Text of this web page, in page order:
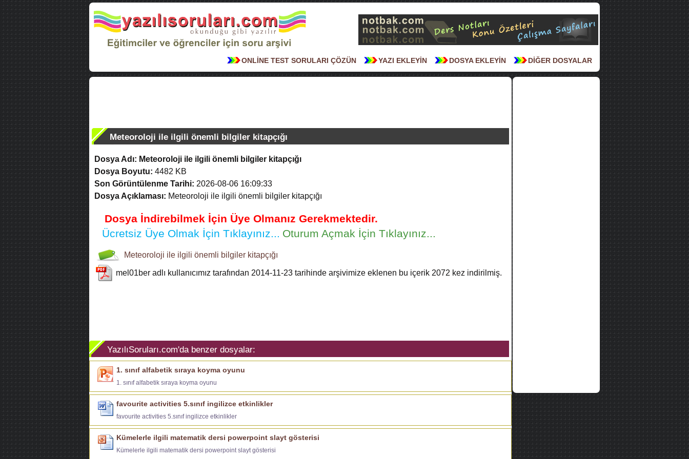
DİĞER DOSYALAR
DOSYA EKLEYİN
YAZI EKLEYİN
ONLİNE TEST SORULARI ÇÖZÜN
Meteoroloji ile ilgili önemli bilgiler kitapçığı
Dosya Adı: Meteoroloji ile ilgili önemli bilgiler kitapçığı
Dosya Boyutu: 4482 KB
Son Görüntülenme Tarihi: 2026-08-06 16:09:33
Dosya Açıklaması: Meteoroloji ile ilgili önemli bilgiler kitapçığı
Dosya İndirebilmek İçin Üye Olmanız Gerekmektedir.
Ücretsiz Üye Olmak İçin Tıklayınız... Oturum Açmak İçin Tıklayınız...
Meteoroloji ile ilgili önemli bilgiler kitapçığı
mel01ber adlı kullanıcımız tarafından 2014-11-23 tarihinde arşivimize eklenen bu içerik 2072 kez indirilmiş.
YazılıSoruları.com'da benzer dosyalar:
1. sınıf alfabetik sıraya koyma oyunu
1. sınıf alfabetik sıraya koyma oyunu
favourite activities 5.sınıf ingilizce etkinlikler
favourite activities 5.sınıf ingilizce etkinlikler
Kümelerle ilgili matematik dersi powerpoint slayt gösterisi
Kümelerle ilgili matematik dersi powerpoint slayt gösterisi